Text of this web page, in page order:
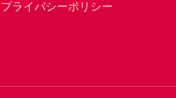
プライバシーポリシー